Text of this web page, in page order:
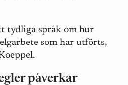
tydliga språk om hur
som har utförts,
påverkar